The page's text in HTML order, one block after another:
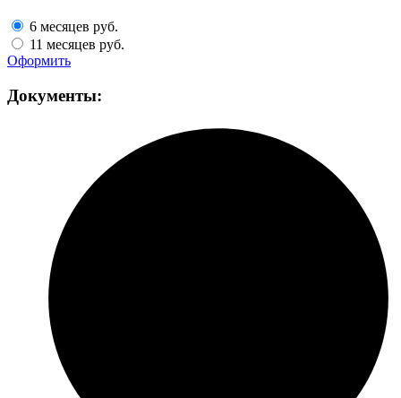
6 месяцев руб.
11 месяцев руб.
Оформить
Документы: